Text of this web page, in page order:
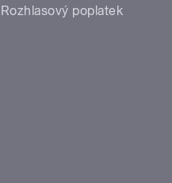
Rozhlasový poplatek